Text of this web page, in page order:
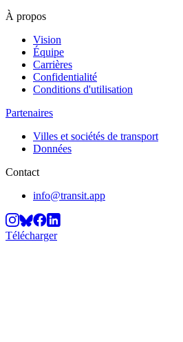
À propos
Vision
Équipe
Carrières
Confidentialité
Conditions d'utilisation
Partenaires
Villes et sociétés de transport
Données
Contact
info@transit.app
Télécharger